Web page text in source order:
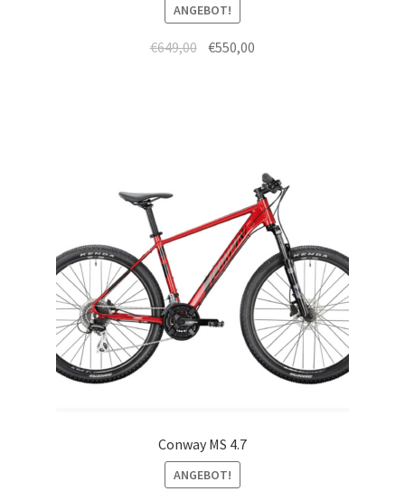
ANGEBOT!
€649,00 €550,00
Conway MS 4.7
ANGEBOT!